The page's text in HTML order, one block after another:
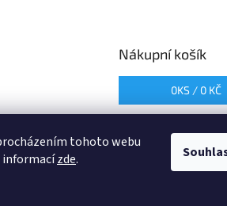
tohoto webu
informacízde.
produktu je 3 z 5 hvězdiček.
Nákupní košík
0KS / 0 KČ